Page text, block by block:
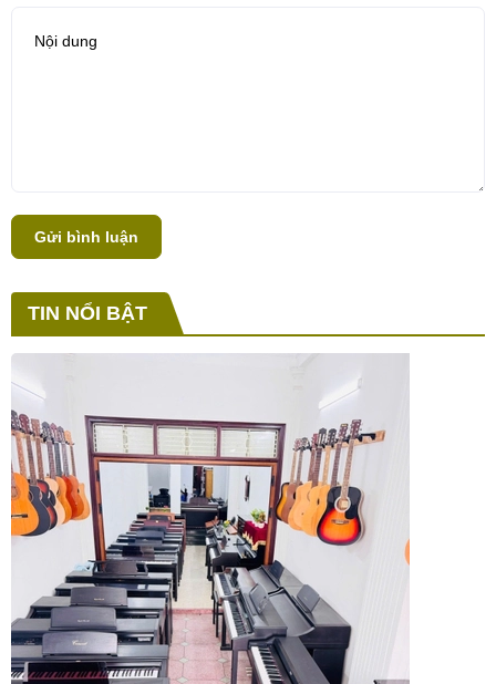
Gửi bình luận
TIN NỔI BẬT